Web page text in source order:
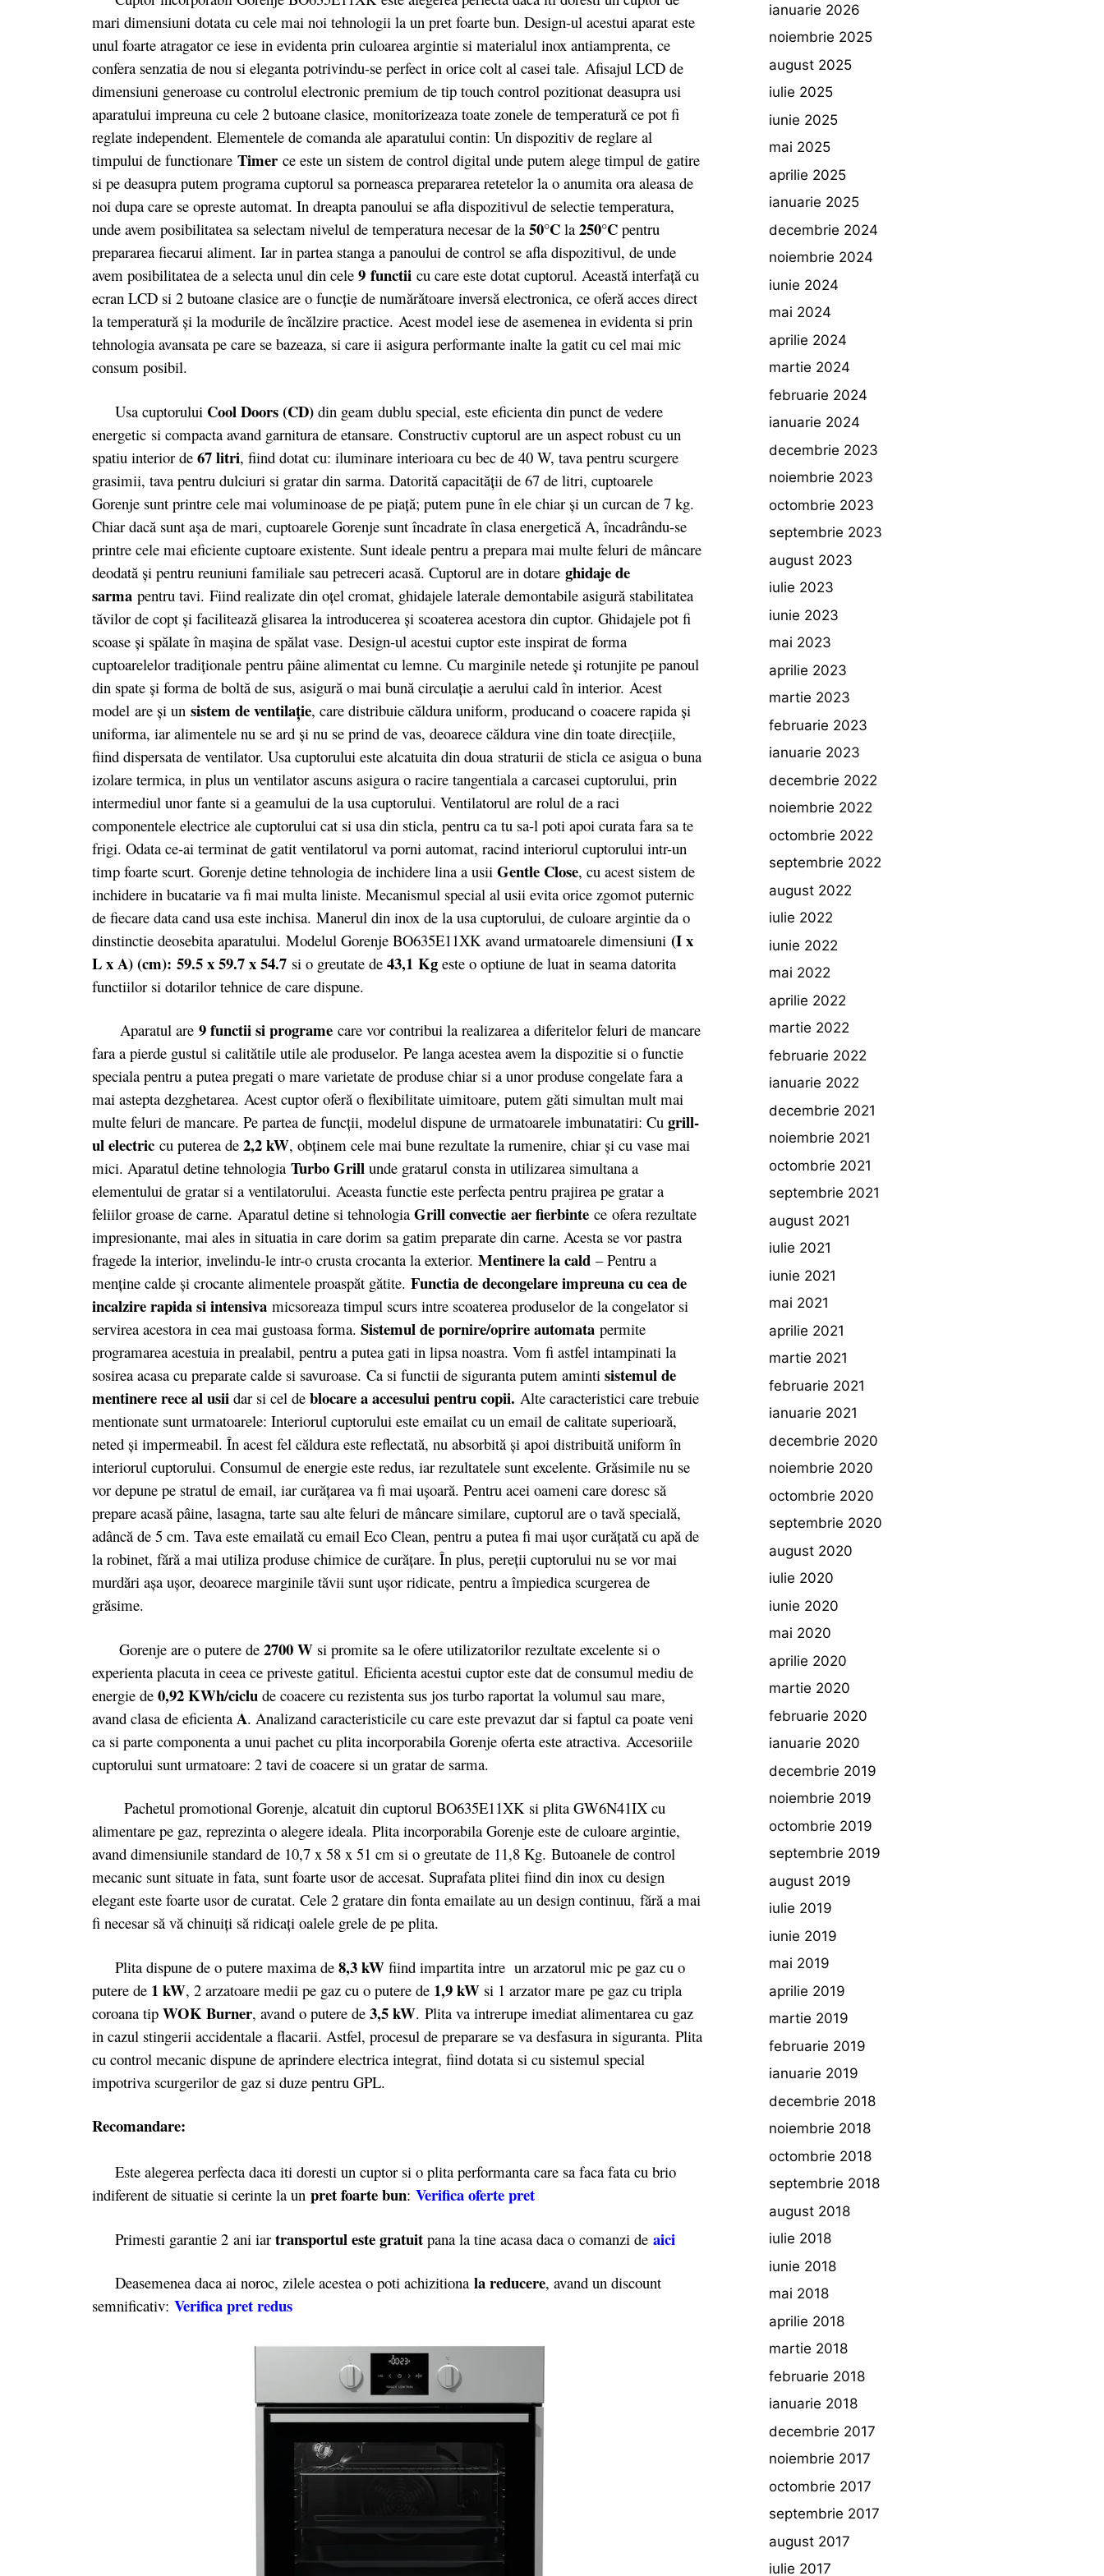
mari dimensiuni dotata cu cele mai noi tehnologii la un pret foarte bun. Design-ul acestui aparat este
unul foarte atragator ce iese in evidenta prin culoarea argintie si materialul inox antiamprenta, ce
confera senzatia de nou si eleganta potrivindu-se perfect in orice colt al casei tale. Afisajul LCD de
dimensiuni generoase cu controlul electronic premium de tip touch control pozitionat deasupra usi
aparatului impreuna cu cele 2 butoane clasice, monitorizeaza toate zonele de temperatură ce pot fi
reglate independent. Elementele de comanda ale aparatului contin: Un dispozitiv de reglare al
timpului de functionare Timer ce este un sistem de control digital unde putem alege timpul de gatire
si pe deasupra putem programa cuptorul sa porneasca prepararea retetelor la o anumita ora aleasa de
noi dupa care se opreste automat. In dreapta panoului se afla dispozitivul de selectie temperatura,
unde avem posibilitatea sa selectam nivelul de temperatura necesar de la 50°C la 250°C pentru
prepararea fiecarui aliment. Iar in partea stanga a panoului de control se afla dispozitivul, de unde
avem posibilitatea de a selecta unul din cele 9 functii cu care este dotat cuptorul. Această interfaţă cu
ecran LCD si 2 butoane clasice are o funcţie de numărătoare inversă electronica, ce oferă acces direct
la temperatură şi la modurile de încălzire practice. Acest model iese de asemenea in evidenta si prin
tehnologia avansata pe care se bazeaza, si care ii asigura performante inalte la gatit cu cel mai mic
consum posibil.
Usa cuptorului Cool Doors (CD) din geam dublu special, este eficienta din punct de vedere
energetic si compacta avand garnitura de etansare. Constructiv cuptorul are un aspect robust cu un
spatiu interior de 67 litri, fiind dotat cu: iluminare interioara cu bec de 40 W, tava pentru scurgere
grasimii, tava pentru dulciuri si gratar din sarma. Datorită capacității de 67 de litri, cuptoarele
Gorenje sunt printre cele mai voluminoase de pe piață; putem pune în ele chiar și un curcan de 7 kg.
Chiar dacă sunt așa de mari, cuptoarele Gorenje sunt încadrate în clasa energetică A, încadrându-se
printre cele mai eficiente cuptoare existente. Sunt ideale pentru a prepara mai multe feluri de mâncare
deodată și pentru reuniuni familiale sau petreceri acasă. Cuptorul are in dotare ghidaje de
sarma pentru tavi. Fiind realizate din oţel cromat, ghidajele laterale demontabile asigură stabilitatea
tăvilor de copt şi facilitează glisarea la introducerea şi scoaterea acestora din cuptor. Ghidajele pot fi
scoase şi spălate în maşina de spălat vase. Design-ul acestui cuptor este inspirat de forma
cuptoarelelor tradiţionale pentru pâine alimentat cu lemne. Cu marginile netede şi rotunjite pe panoul
din spate şi forma de boltă de sus, asigură o mai bună circulaţie a aerului cald în interior. Acest
model are şi un sistem de ventilaţie, care distribuie căldura uniform, producand o coacere rapida şi
uniforma, iar alimentele nu se ard şi nu se prind de vas, deoarece căldura vine din toate direcţiile,
fiind dispersata de ventilator. Usa cuptorului este alcatuita din doua straturii de sticla ce asigua o buna
izolare termica, in plus un ventilator ascuns asigura o racire tangentiala a carcasei cuptorului, prin
intermediul unor fante si a geamului de la usa cuptorului. Ventilatorul are rolul de a raci
componentele electrice ale cuptorului cat si usa din sticla, pentru ca tu sa-l poti apoi curata fara sa te
frigi. Odata ce-ai terminat de gatit ventilatorul va porni automat, racind interiorul cuptorului intr-un
timp foarte scurt. Gorenje detine tehnologia de inchidere lina a usii Gentle Close, cu acest sistem de
inchidere in bucatarie va fi mai multa liniste. Mecanismul special al usii evita orice zgomot puternic
de fiecare data cand usa este inchisa. Manerul din inox de la usa cuptorului, de culoare argintie da o
dinstinctie deosebita aparatului. Modelul Gorenje BO635E11XK avand urmatoarele dimensiuni (I x
L x A) (cm): 59.5 x 59.7 x 54.7 si o greutate de 43,1 Kg este o optiune de luat in seama datorita
functiilor si dotarilor tehnice de care dispune.
Aparatul are 9 functii si programe care vor contribui la realizarea a diferitelor feluri de mancare
fara a pierde gustul si calitătile utile ale produselor. Pe langa acestea avem la dispozitie si o functie
speciala pentru a putea pregati o mare varietate de produse chiar si a unor produse congelate fara a
mai astepta dezghetarea. Acest cuptor oferă o flexibilitate uimitoare, putem găti simultan mult mai
multe feluri de mancare. Pe partea de funcții, modelul dispune de urmatoarele imbunatatiri: Cu grill-
ul electric cu puterea de 2,2 kW, obţinem cele mai bune rezultate la rumenire, chiar şi cu vase mai
mici. Aparatul detine tehnologia Turbo Grill unde gratarul consta in utilizarea simultana a
elementului de gratar si a ventilatorului. Aceasta functie este perfecta pentru prajirea pe gratar a
feliilor groase de carne. Aparatul detine si tehnologia Grill convectie aer fierbinte ce ofera rezultate
impresionante, mai ales in situatia in care dorim sa gatim preparate din carne. Acesta se vor pastra
fragede la interior, invelindu-le intr-o crusta crocanta la exterior. Mentinere la cald – Pentru a
menţine calde şi crocante alimentele proaspăt gătite. Functia de decongelare impreuna cu cea de
incalzire rapida si intensiva micsoreaza timpul scurs intre scoaterea produselor de la congelator si
servirea acestora in cea mai gustoasa forma. Sistemul de pornire/oprire automata permite
programarea acestuia in prealabil, pentru a putea gati in lipsa noastra. Vom fi astfel intampinati la
sosirea acasa cu preparate calde si savuroase. Ca si functii de siguranta putem aminti sistemul de
mentinere rece al usii dar si cel de blocare a accesului pentru copii. Alte caracteristici care trebuie
mentionate sunt urmatoarele: Interiorul cuptorului este emailat cu un email de calitate superioară,
neted şi impermeabil. În acest fel căldura este reflectată, nu absorbită şi apoi distribuită uniform în
interiorul cuptorului. Consumul de energie este redus, iar rezultatele sunt excelente. Grăsimile nu se
vor depune pe stratul de email, iar curăţarea va fi mai uşoară. Pentru acei oameni care doresc să
prepare acasă pâine, lasagna, tarte sau alte feluri de mâncare similare, cuptorul are o tavă specială,
adâncă de 5 cm. Tava este emailată cu email Eco Clean, pentru a putea fi mai ușor curățată cu apă de
la robinet, fără a mai utiliza produse chimice de curățare. În plus, pereții cuptorului nu se vor mai
murdări așa ușor, deoarece marginile tăvii sunt ușor ridicate, pentru a împiedica scurgerea de
grăsime.
Gorenje are o putere de 2700 W si promite sa le ofere utilizatorilor rezultate excelente si o
experienta placuta in ceea ce priveste gatitul. Eficienta acestui cuptor este dat de consumul mediu de
energie de 0,92 KWh/ciclu de coacere cu rezistenta sus jos turbo raportat la volumul sau mare,
avand clasa de eficienta A. Analizand caracteristicile cu care este prevazut dar si faptul ca poate veni
ca si parte componenta a unui pachet cu plita incorporabila Gorenje oferta este atractiva. Accesoriile
cuptorului sunt urmatoare: 2 tavi de coacere si un gratar de sarma.
Pachetul promotional Gorenje, alcatuit din cuptorul BO635E11XK si plita GW6N41IX cu
alimentare pe gaz, reprezinta o alegere ideala. Plita incorporabila Gorenje este de culoare argintie,
avand dimensiunile standard de 10,7 x 58 x 51 cm si o greutate de 11,8 Kg. Butoanele de control
mecanic sunt situate in fata, sunt foarte usor de accesat. Suprafata plitei fiind din inox cu design
elegant este foarte usor de curatat. Cele 2 gratare din fonta emailate au un design continuu, fără a mai
fi necesar să vă chinuiţi să ridicaţi oalele grele de pe plita.
Plita dispune de o putere maxima de 8,3 kW fiind impartita intre un arzatorul mic pe gaz cu o
putere de 1 kW, 2 arzatoare medii pe gaz cu o putere de 1,9 kW si 1 arzator mare pe gaz cu tripla
coroana tip WOK Burner, avand o putere de 3,5 kW. Plita va intrerupe imediat alimentarea cu gaz
in cazul stingerii accidentale a flacarii. Astfel, procesul de preparare se va desfasura in siguranta. Plita
cu control mecanic dispune de aprindere electrica integrat, fiind dotata si cu sistemul special
impotriva scurgerilor de gaz si duze pentru GPL.
Recomandare:
Este alegerea perfecta daca iti doresti un cuptor si o plita performanta care sa faca fata cu brio
indiferent de situatie si cerinte la un pret foarte bun: Verifica oferte pret
Primesti garantie 2 ani iar transportul este gratuit pana la tine acasa daca o comanzi de aici
Deasemenea daca ai noroc, zilele acestea o poti achizitiona la reducere, avand un discount
semnificativ: Verifica pret redus
ianuarie 2026
noiembrie 2025
august 2025
iulie 2025
iunie 2025
mai 2025
aprilie 2025
ianuarie 2025
decembrie 2024
noiembrie 2024
iunie 2024
mai 2024
aprilie 2024
martie 2024
februarie 2024
ianuarie 2024
decembrie 2023
noiembrie 2023
octombrie 2023
septembrie 2023
august 2023
iulie 2023
iunie 2023
mai 2023
aprilie 2023
martie 2023
februarie 2023
ianuarie 2023
decembrie 2022
noiembrie 2022
octombrie 2022
septembrie 2022
august 2022
iulie 2022
iunie 2022
mai 2022
aprilie 2022
martie 2022
februarie 2022
ianuarie 2022
decembrie 2021
noiembrie 2021
octombrie 2021
septembrie 2021
august 2021
iulie 2021
iunie 2021
mai 2021
aprilie 2021
martie 2021
februarie 2021
ianuarie 2021
decembrie 2020
noiembrie 2020
octombrie 2020
septembrie 2020
august 2020
iulie 2020
iunie 2020
mai 2020
aprilie 2020
martie 2020
februarie 2020
ianuarie 2020
decembrie 2019
noiembrie 2019
octombrie 2019
septembrie 2019
august 2019
iulie 2019
iunie 2019
mai 2019
aprilie 2019
martie 2019
februarie 2019
ianuarie 2019
decembrie 2018
noiembrie 2018
octombrie 2018
septembrie 2018
august 2018
iulie 2018
iunie 2018
mai 2018
aprilie 2018
martie 2018
februarie 2018
ianuarie 2018
decembrie 2017
noiembrie 2017
octombrie 2017
septembrie 2017
august 2017
iulie 2017